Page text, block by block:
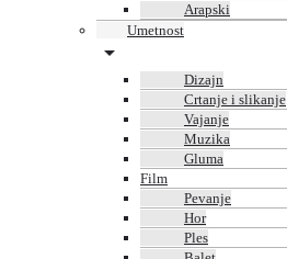
Arapski
Umetnost
Dizajn
Crtanje i slikanje
Vajanje
Muzika
Gluma
Film
Pevanje
Hor
Ples